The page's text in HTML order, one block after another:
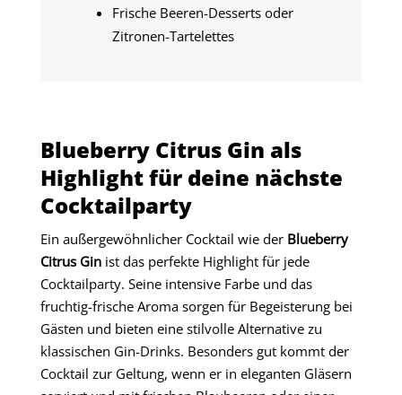
Frische Beeren-Desserts oder
Zitronen-Tartelettes
Blueberry Citrus Gin als
Highlight für deine nächste
Cocktailparty
Ein außergewöhnlicher Cocktail wie der Blueberry
Citrus Ginist das perfekte Highlight für jede
Cocktailparty. Seine intensive Farbe und das
fruchtig-frische Aroma sorgen für Begeisterung bei
Gästen und bieten eine stilvolle Alternative zu
klassischen Gin-Drinks. Besonders gut kommt der
Cocktail zur Geltung, wenn er in eleganten Gläsern